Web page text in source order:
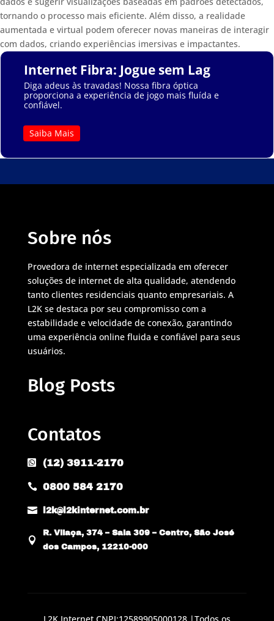
tornando o processo mais eficiente. Além disso, a realidade
aumentada e virtual podem oferecer novas maneiras de interagir
com dados, criando experiências imersivas e impactantes.
Internet Fibra: Jogue sem Lag
Diga adeus às travadas! Nossa fibra óptica
proporciona a experiência de jogo mais fluída e
confiável.
Saiba Mais
Sobre nós
Provedora de internet especializada em oferecer
soluções de internet de alta qualidade, atendendo
tanto clientes residenciais quanto empresariais. A
L2K se destaca por seu compromisso com a
estabilidade e velocidade de conexão, garantindo
uma experiência online fluida e confiável para seus
usuários.
Blog Posts
Contatos
 (12) 3911-2170
 0800 584 2170
 l2k@l2kinternet.com.br

R. Vilaça, 374 – Sala 309 – Centro, São José
dos Campos, 12210-000